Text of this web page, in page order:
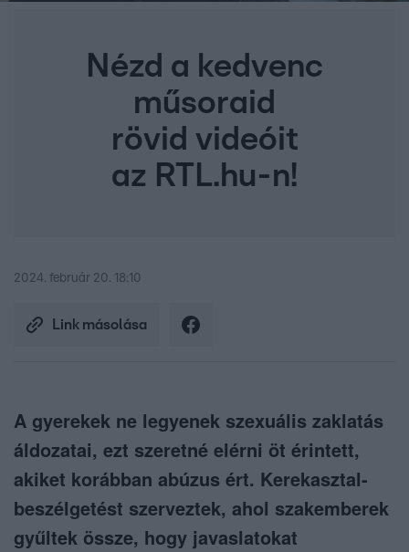
Nézd a kedvenc
műsoraid
rövid videóit
az RTL.hu-n!
2024. február 20. 18:10
Link másolása
A gyerekek ne legyenek szexuális zaklatás
áldozatai, ezt szeretné elérni öt érintett,
akiket korábban abúzus ért. Kerekasztal-
beszélgetést szerveztek, ahol szakemberek
gyűltek össze, hogy javaslatokat